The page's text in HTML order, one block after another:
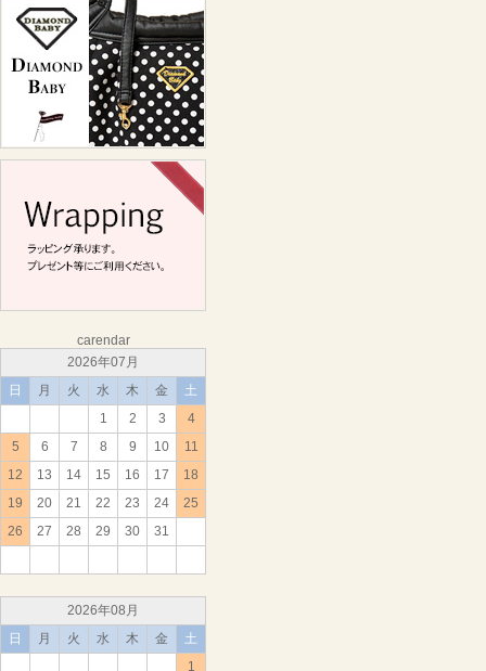
carendar
2026年07月
日
月 火 水 木 金
土
1
2 3
4
5
6 7 8 9 10
11
12
13 14 15 16 17
18
19
20 21 22 23 24
25
26
27 28 29 30 31
2026年08月
日
月 火 水 木 金
土
1